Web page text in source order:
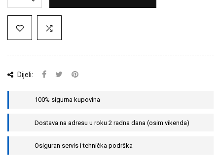
Dijeli:
100% sigurna kupovina
Dostava na adresu u roku 2 radna dana (osim vikenda)
Osiguran servis i tehnička podrška